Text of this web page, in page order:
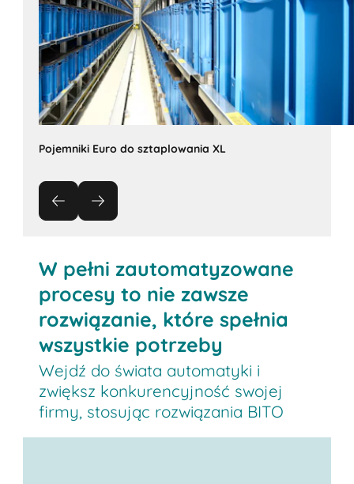
Pojemniki Euro do sztaplowania XL
W pełni zautomatyzowane
procesy to nie zawsze
rozwiązanie, które spełnia
wszystkie potrzeby
Wejdź do świata automatyki i
zwiększ konkurencyjność swojej
firmy, stosując rozwiązania BITO